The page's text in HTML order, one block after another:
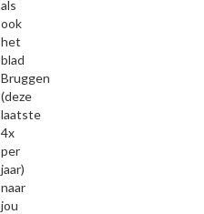
als
ook
het
blad
Bruggen
(deze
laatste
4x
per
jaar)
naar
jou